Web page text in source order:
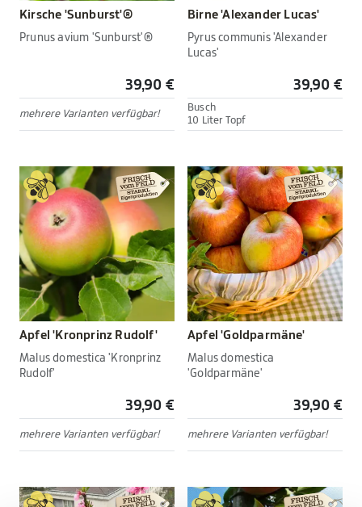
Kirsche 'Sunburst'®
Prunus avium 'Sunburst'®
39,90 €
mehrere Varianten verfügbar!
Birne 'Alexander Lucas'
Pyrus communis 'Alexander
Lucas'
39,90 €
Busch
10 Liter Topf
Apfel 'Kronprinz Rudolf'
Malus domestica 'Kronprinz
Rudolf'
39,90 €
mehrere Varianten verfügbar!
Apfel 'Goldparmäne'
Malus domestica
'Goldparmäne'
39,90 €
mehrere Varianten verfügbar!